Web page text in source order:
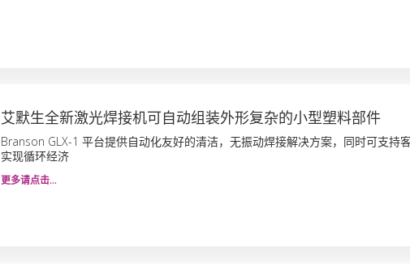
艾默生全新激光焊接机可自动组装外形复杂的小型塑料部件
Branson GLX-1 平台提供自动化友好的清洁，无振动焊接解决方案，同时可支持
实现循环经济
更多请点击…